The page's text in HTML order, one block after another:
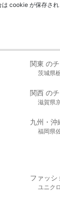
cookie が保存さ
関東 の
茨城県
関西 の
滋賀県
九州・沖
福岡県
ファッシ
ユニクロ